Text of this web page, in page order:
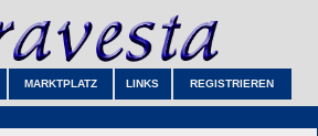
MARKTPLATZ LINKS REGISTRIEREN